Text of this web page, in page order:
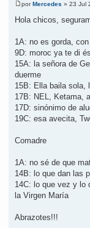
porMercedes » 23 Jul
Hola chicos,
1A: no es gorda,
9D: moroc ya te di
15A: la señora de
duerme
15B: Ella baila sola,
17B: NEL, Ketama,
17D: sinónimo de
19C: esa avecita,
Comadre
1A: no sé de que
14B: lo que dan las
14C: lo que vez y lo
la Virgen María
Abrazotes!!!